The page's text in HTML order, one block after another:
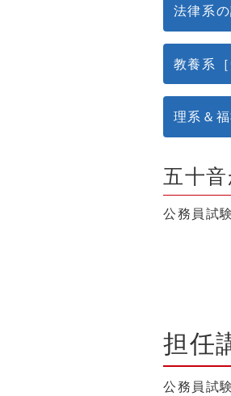
法律系
教養系
理系＆
五十
公務員試
担任
公務員試